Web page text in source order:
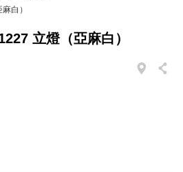
白）
立燈（亞麻白）